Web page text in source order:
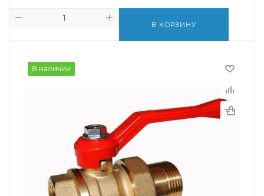
В КОРЗИНУ
В наличии